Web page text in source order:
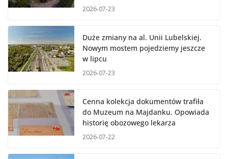
2026-07-23
Duże zmiany na al. Unii Lubelskiej.
Nowym mostem pojedziemy jeszcze
w lipcu
2026-07-23
Cenna kolekcja dokumentów trafiła
do Muzeum na Majdanku. Opowiada
historię obozowego lekarza
2026-07-22